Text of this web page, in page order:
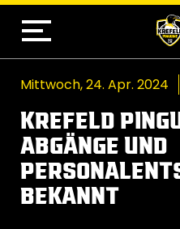
Mittwoch, 24. Apr. 2024
KREFELD
ABGÄNGE UND
BEKANNT